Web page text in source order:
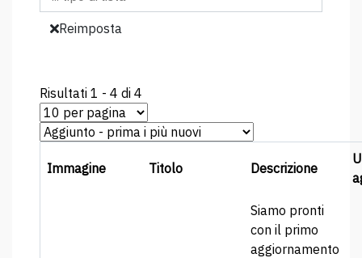
Reimposta
Risultati 1 - 4 di 4
Immagine Titolo Descrizione
Siamo pronti
con il primo
aggiornamento